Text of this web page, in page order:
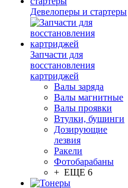
Девелоперы и стартеры
Запчасти для
восстановления
картриджей
Валы заряда
Валы магнитные
Валы проявки
Втулки, бушинги
Дозирующие
лезвия
Ракели
Фотобарабаны
+ ЕЩЕ 6